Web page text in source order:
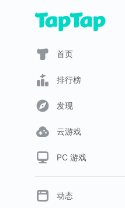
首页
排行榜
发现
云游戏
PC 游戏
动态